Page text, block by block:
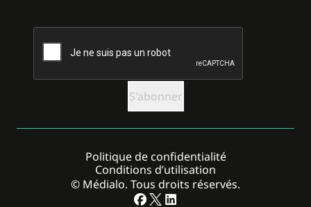
CAPTCHA
© Médialo. Tous droits réservés.
Politique de confidentialité
Conditions d’utilisation